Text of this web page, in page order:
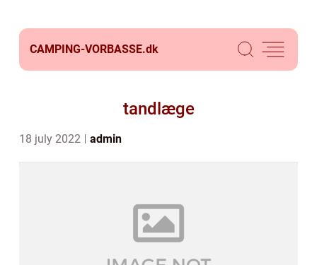
CAMPING-VORBASSE.dk
tandlæge
18 july 2022 admin